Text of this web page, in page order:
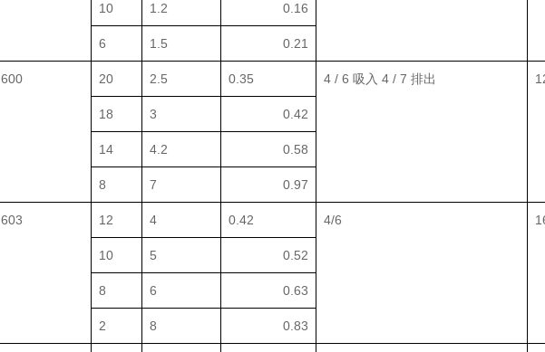
10 1.2 0.16
6 1.5 0.21
600 20 2.5 0.35 4 / 6 吸入 4 / 7 排出
18 3 0.42
14 4.2 0.58
8 7 0.97
603 12 4 0.42 4/6
10 5 0.52
8 6 0.63
2 8 0.83